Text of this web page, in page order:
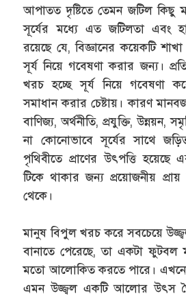
আপাতত দৃষ্টিতে তেমন জটিল কিছু
সূর্যের মধ্যে এত জটিলতা এবং
রয়েছে যে, বিজ্ঞানের কয়েকটি
সূর্য নিয়ে গবেষণা করার জন্য।
খরচ হচ্ছে সূর্য নিয়ে গবেষণা
সমাধান করার চেষ্টায়। কারণ
বাণিজ্য, অর্থনীতি, প্রযুক্তি,
না কোনোভাবে সূর্যের সাথে
পৃথিবীতে প্রাণের উৎপত্তি হয়েছে
টিকে থাকার জন্য প্রয়োজনীয়
থেকে।
মানুষ বিপুল খরচ করে সবচেয়ে
বানাতে পেরেছে, তা একটা
মতো আলোকিত করতে পারে। এখনো
এমন উজ্জ্বল একটি আলোর উৎস